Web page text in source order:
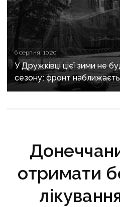
6 серпня, 10:20
У Дружківці цієї зими не
сезону: фронт
критично зруйнована
отримати